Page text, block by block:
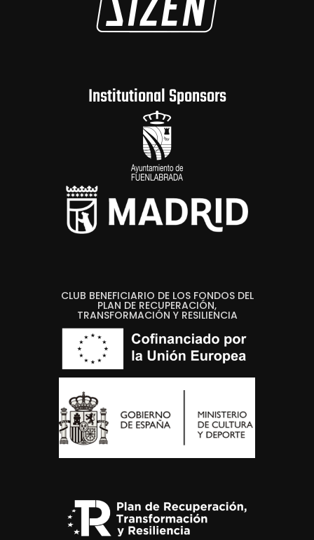
Institutional Sponsors
CLUB BENEFICIARIO DE LOS FONDOS DEL
PLAN DE RECUPERACIÓN,
TRANSFORMACIÓN Y RESILIENCIA